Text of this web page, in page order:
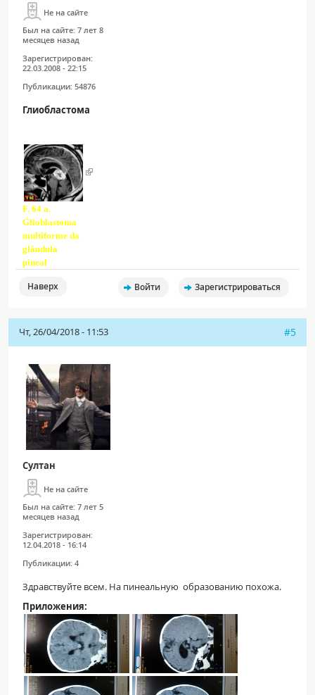
Не на сайте
Был на сайте: 7 лет 8
месяцев назад
Зарегистрирован:
22.03.2008 - 22:15
Публикации: 54876
Глиобластома
F. 64 a.
Glioblastoma
multiforme da
glândula
pineal
Наверх Войти Зарегистрироваться
Чт, 26/04/2018 - 11:53 #5
Султан
Не на сайте
Был на сайте: 7 лет 5
месяцев назад
Зарегистрирован:
12.04.2018 - 16:14
Публикации: 4
Здравствуйте всем. На пинеальную образованию похожа.
Приложения: